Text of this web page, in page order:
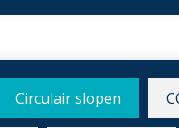
Circulair slopen